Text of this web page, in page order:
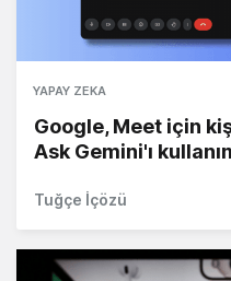
YAPAY ZEKA
Google, Meet için
Ask Gemini'ı
Tuğçe İçözü